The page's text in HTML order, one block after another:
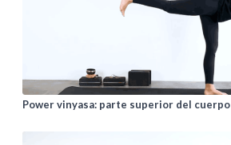
Power vinyasa: parte superior del cuerpo